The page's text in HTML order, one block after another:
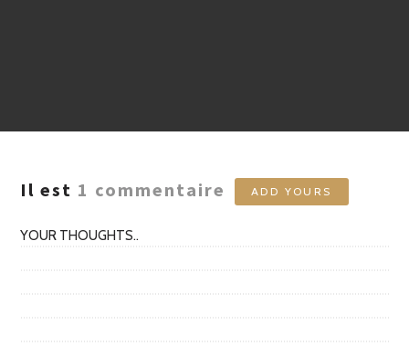
Il est 1 commentaire ADD YOURS